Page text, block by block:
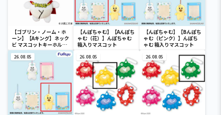
【ゴブリン・ノーム・ホ
ーン】【Aキング】ネック
ビ マスコットキーホルダ
ー
【んぽちゃむ】【Aんぽち
ゃむ（花）】んぽちゃむ
箱入りマスコット
【んぽちゃむ】【Bんぽち
ゃむ（ピンク）】んぽち
ゃむ 箱入りマスコット
26.08.05 26.08.05 26.08.05